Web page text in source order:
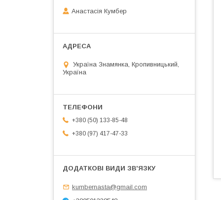
Анастасія Кумбер
Україна Знамянка, Кропивницький,
Україна
+380 (50) 133-85-48
+380 (97) 417-47-33
kumbernasta@gmail.com